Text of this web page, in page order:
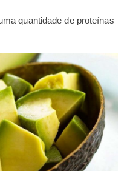
quantidade de proteínas